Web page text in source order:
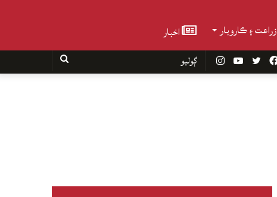
زراعت ۽ ڪاروبار اخبار
InstagramYouTube Twitter
Facebook